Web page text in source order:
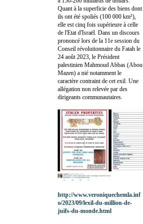
Quant à la superficie des biens dont
ils ont été spoliés (100 000 km²),
elle est cinq fois supérieure à celle
de l'Etat d'Israël. Dans un discours
prononcé lors de la 11e session du
Conseil révolutionnaire du Fatah le
24 août 2023, le Président
palestinien Mahmoud Abbas (Abou
Mazen) a nié notamment le
caractère contraint de cet exil. Une
allégation non relevée par des
dirigeants communautaires.
http://www.veroniquechemla.inf
o/2023/09/lexil-du-million-de-
juifs-du-monde.html